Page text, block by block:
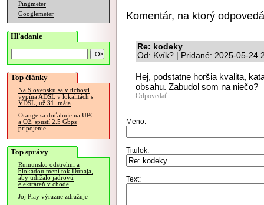
Pingmeter
Googlemeter
Hľadanie
Top články
Na Slovensku sa v tichosti
vypína ADSL v lokalitách s
VDSL, už 31. mája
Orange sa doťahuje na UPC
a O2, spustí 2.5 Gbps
pripojenie
Top správy
Rumunsko odstrelmi a
blokádou mení tok Dunaja,
aby udržalo jadrovú
elektráreň v chode
Joj Play výrazne zdražuje
Komentár, na ktorý
Re: kodeky
Od: Kvík? | Pridané: 2025-05-24
Hej, podstatne horšia kvalita,
obsahu. Zabudol som na niečo?
Odpovedať
Meno:
Titulok:
Text: